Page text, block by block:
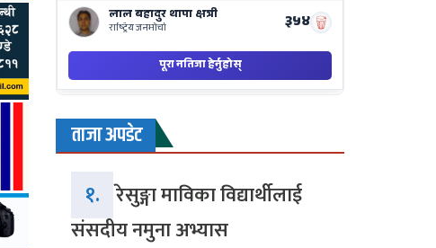
ताजा अपडेट
१. रेसुङ्गा माविका विद्यार्थीलाई
संसदीय नमुना अभ्यास